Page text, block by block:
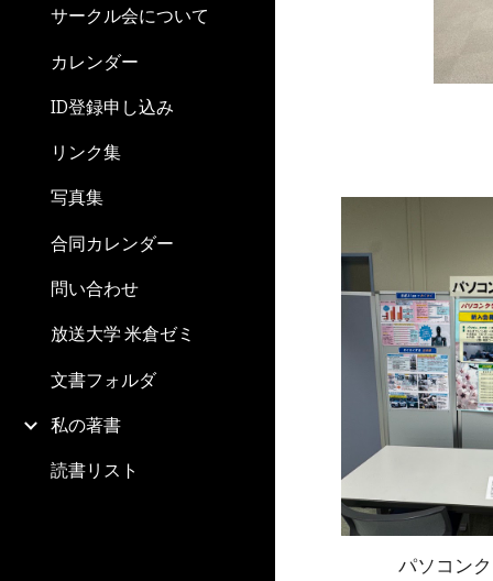
サークル会について
カレンダー
ID登録申し込み
リンク集
写真集
合同カレンダー
問い合わせ
放送大学 米倉ゼミ
文書フォルダ
私の著書
読書リスト
パソコン